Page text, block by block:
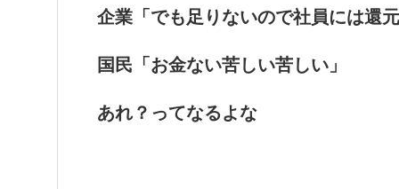
企業「でも足りないので社員には
国民「お金ない苦しい苦しい」
あれ？ってなるよな